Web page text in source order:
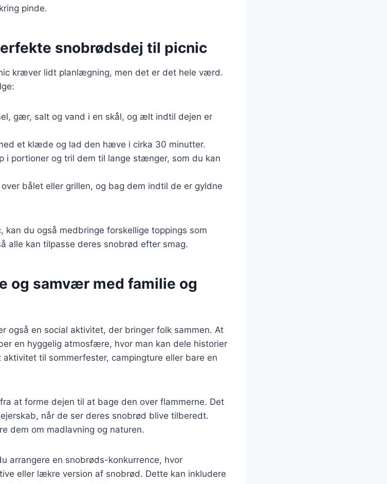
pinde.
snobrødsdej til picnic
kræver lidt planlægning, men det er det hele værd.
gær, salt og vand i en skål, og ælt indtil dejen er
et klæde og lad den hæve i cirka 30 minutter.
i portioner og tril dem til lange stænger, som du kan
bålet eller grillen, og bag dem indtil de er gyldne
kan du også medbringe forskellige toppings som
alle kan tilpasse deres snobrød efter smag.
og samvær med familie og
også en social aktivitet, der bringer folk sammen. At
en hyggelig atmosfære, hvor man kan dele historier
til sommerfester, campingture eller bare en
at forme dejen til at bage den over flammerne. Det
når de ser deres snobrød blive tilberedt.
dem om madlavning og naturen.
arrangere en snobrøds-konkurrence, hvor
eller lækre version af snobrød. Dette kan inkludere